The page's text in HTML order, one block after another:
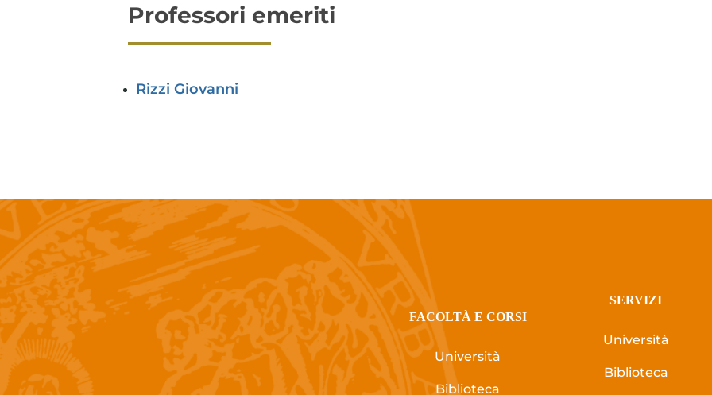
Professori emeriti
Rizzi Giovanni
FACOLTÀ E CORSI
Università
Biblioteca
SERVIZI
Università
Biblioteca